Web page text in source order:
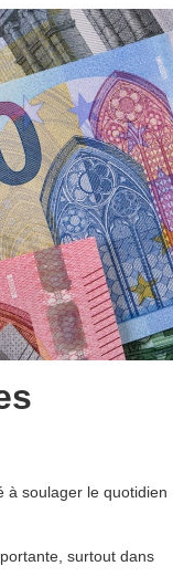
à soulager le quotidien
surtout dans